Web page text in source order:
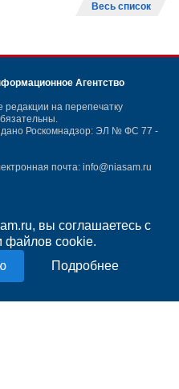
вы соглашаетесь с
файлов cookie.
Подробнее
Весь список
Агентство
на перепечатку
Роскомнадзор: ЭЛ № ФС 77 -
почта: info@niasam.ru